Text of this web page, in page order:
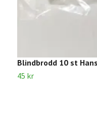
Blindbrodd 10 st
45 kr